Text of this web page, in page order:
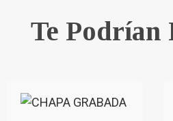
Te Podrían